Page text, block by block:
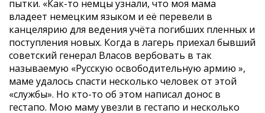
пытки. «Как-то немцы узнали, что моя мама
владеет немецким языком и её перевели в
канцелярию для ведения учёта погибших пленных и
поступления новых. Когда в лагерь приехал бывший
советский генерал Власов вербовать в так
называемую «Русскую освободительную армию »,
маме удалось спасти несколько человек от этой
«службы». Но кто-то об этом написал донос в
гестапо. Мою маму увезли в гестапо и несколько